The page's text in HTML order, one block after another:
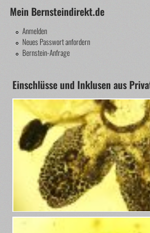
Mein Bernsteindirekt.de
Anmelden
Neues Passwort anfordern
Bernstein-Anfrage
Einschlüsse und Inklusen aus